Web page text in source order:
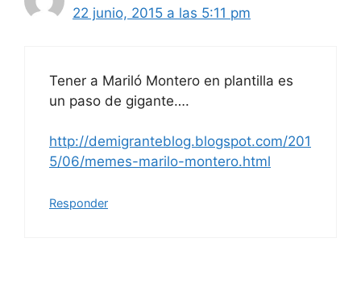
22 junio, 2015 a las 5:11 pm
Tener a Mariló Montero en plantilla es
un paso de gigante….
http://demigranteblog.blogspot.com/201
5/06/memes-marilo-montero.html
Responder